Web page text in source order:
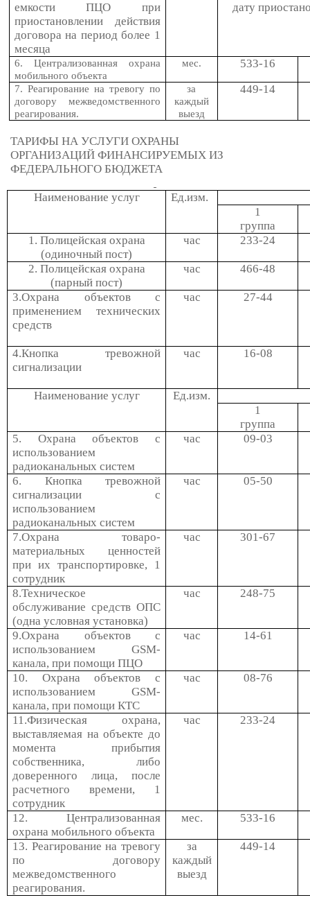
емкости ПЦО при
приостановлении действия
договора на период более 1
месяца
дату
6. Централизованная охрана
мобильного объекта
мес. 533-16
7. Реагирование на тревогу по
договору межведомственного
реагирования.
за
каждый
выезд
449-14
ТАРИФЫ НА УСЛУГИ ОХРАНЫ
ОРГАНИЗАЦИЙ ФИНАНСИРУЕМЫХ ИЗ
ФЕДЕРАЛЬНОГО БЮДЖЕТА
Наименование услуг
Ед.изм.
1
группа
1. Полицейская охрана
(одиночный пост)
час 233-24
2. Полицейская охрана
(парный пост)
час 466-48
3.Охрана объектов с
применением технических
средств
час 27-44
4.Кнопка тревожной
сигнализации
час 16-08
Наименование услуг
Ед.изм.
1
группа
5. Охрана объектов с
использованием
радиоканальных систем
час 09-03
6. Кнопка тревожной
сигнализации с
использованием
радиоканальных систем
час 05-50
7.Охрана товаро-
материальных ценностей
при их транспортировке, 1
сотрудник
час 301-67
8.Техническое
обслуживание средств ОПС
(одна условная установка)
час 248-75
9.Охрана объектов с
использованиемGSM-
канала, при помощи ПЦО
час 14-61
10. Охрана объектов с
использованиемGSM-
канала, при помощи КТС
час 08-76
11.Физическая охрана,
выставляемая на объекте до
момента прибытия
собственника, либо
доверенного лица, после
расчетного времени, 1
сотрудник
час 233-24
12. Централизованная
охрана мобильного объекта
мес. 533-16
13. Реагирование на тревогу
по договору
межведомственного
реагирования.
за
каждый
выезд
449-14